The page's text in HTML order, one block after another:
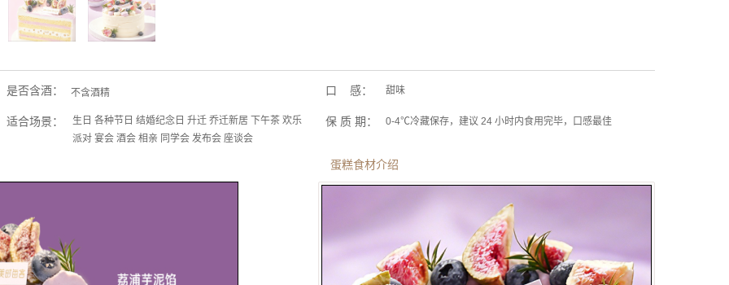
是否含酒： 不含酒精 口 感： 甜味
适合场景：
生日 各种节日 结婚纪念日 升迁 乔迁新居 下午茶 欢乐
派对 宴会 酒会 相亲 同学会 发布会 座谈会
保 质 期： 0-4℃冷藏保存，建议 24 小时内食用完毕，口感最佳
蛋糕食材介绍